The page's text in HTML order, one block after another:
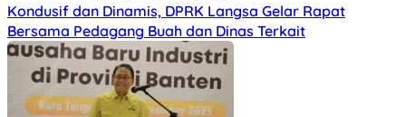
Kondusif dan Dinamis, DPRK Langsa Gelar Rapat
Bersama Pedagang Buah dan Dinas Terkait